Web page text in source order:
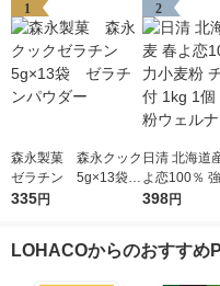
1
森永製菓 森永クック
ゼラチン 5g×13袋
ゼラチンパウダー
335円
2
日清 北海道
よ恋100％
チャック付
398円
LOHACOからのおすすめ